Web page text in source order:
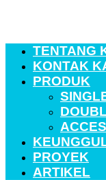
TENTANG
KONTAK
PRODUK
PROYEK
ARTIKEL